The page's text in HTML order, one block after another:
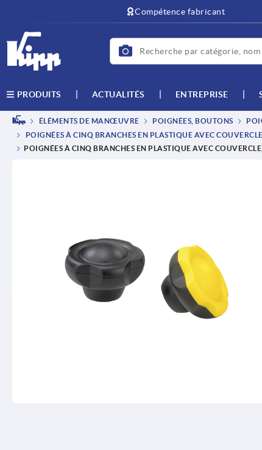
Compétence fabricant
PRODUITS ACTUALITÉS ENTREPRISE
ÉLÉMENTS DE MANŒUVRE POIGNÉES, BOUTONS
POIGNÉES À CINQ BRANCHES EN PLASTIQUE AVEC
POIGNÉES À CINQ BRANCHES EN PLASTIQUE AVEC